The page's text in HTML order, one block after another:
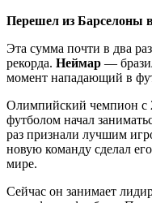
Перешел из Барселоны
Эта сумма почти в два
рекорда. Неймар —
момент нападающий в
Олимпийский чемпион с
футболом начал
раз признали лучшим
новую команду сделал
мире.
Сейчас он занимает